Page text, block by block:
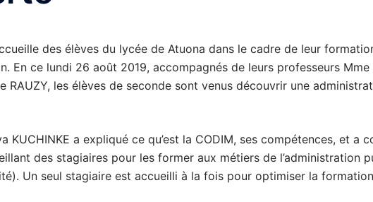
des élèves du lycée de Atuona dans le cadre de leur
En ce lundi 26 août 2019, accompagnés de leurs professeurs Mme
RAUZY, les élèves de seconde sont venus découvrir une
KUCHINKE a expliqué ce qu’est la CODIM, ses compétences, et a
des stagiaires pour les former aux métiers de l’administration
Un seul stagiaire est accueilli à la fois pour optimiser la formation